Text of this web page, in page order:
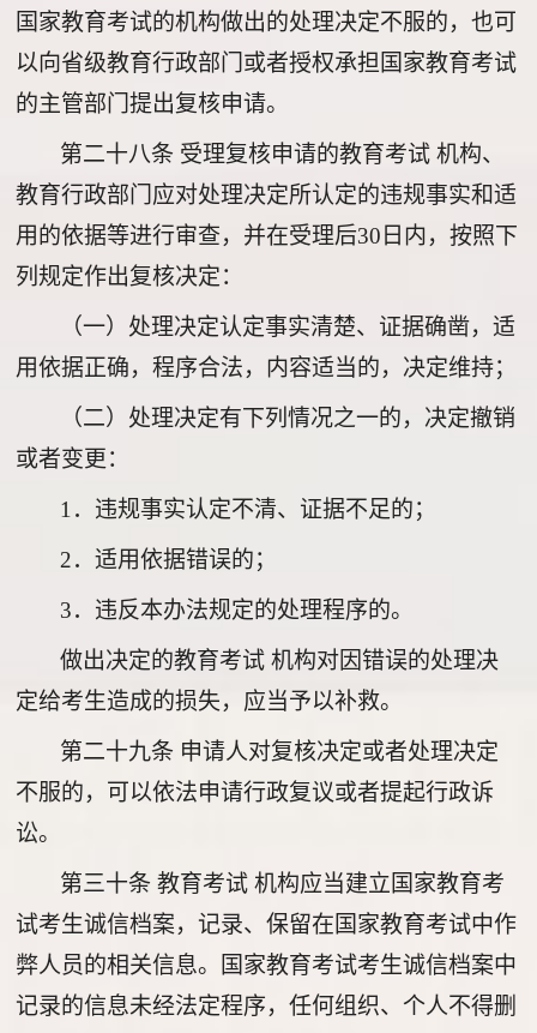
国家教育考试的机构做出的处理决定不服的，也可
以向省级教育行政部门或者授权承担国家教育考试
的主管部门提出复核申请。
第二十八条 受理复核申请的教育考试 机构、
教育行政部门应对处理决定所认定的违规事实和适
用的依据等进行审查，并在受理后30日内，按照下
列规定作出复核决定：
（一）处理决定认定事实清楚、证据确凿，适
用依据正确，程序合法，内容适当的，决定维持；
（二）处理决定有下列情况之一的，决定撤销
或者变更：
1．违规事实认定不清、证据不足的；
2．适用依据错误的；
3．违反本办法规定的处理程序的。
做出决定的教育考试 机构对因错误的处理决
定给考生造成的损失，应当予以补救。
第二十九条 申请人对复核决定或者处理决定
不服的，可以依法申请行政复议或者提起行政诉
讼。
第三十条 教育考试 机构应当建立国家教育考
试考生诚信档案，记录、保留在国家教育考试中作
弊人员的相关信息。国家教育考试考生诚信档案中
记录的信息未经法定程序，任何组织、个人不得删